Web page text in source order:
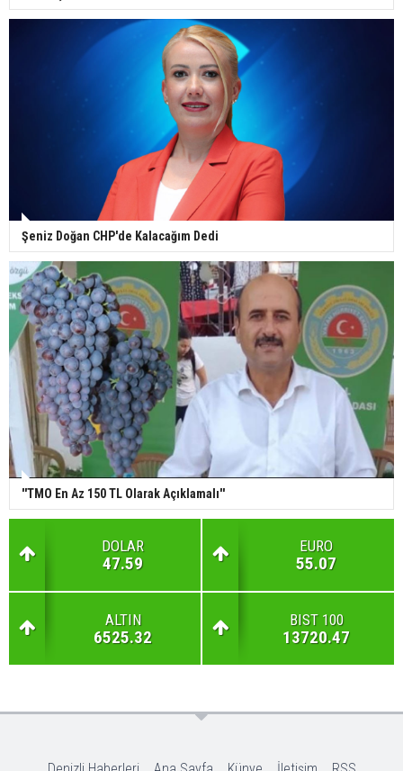
Şeniz Doğan CHP'de Kalacağım Dedi
''TMO En Az 150 TL Olarak Açıklamalı''
DOLAR
47.59
EURO
55.07
ALTIN
6525.32
BIST 100
13720.47